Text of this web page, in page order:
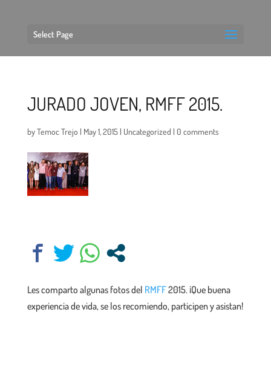
Select Page
JURADO JOVEN, RMFF 2015.
byTemoc Trejo | May 1, 2015| Uncategorized | 0 comments
Les comparto algunas fotos del RMFF2015. ¡Que buena
experiencia de vida, se los recomiendo, participen y asistan!